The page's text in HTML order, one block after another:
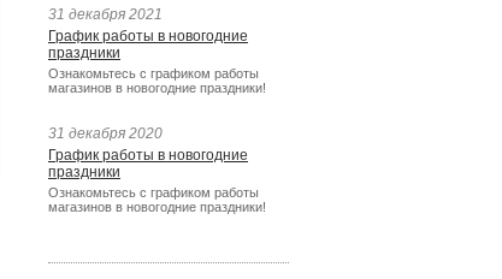
31 декабря 2021
График работы в новогодние
праздники
Ознакомьтесь с графиком работы
магазинов в новогодние праздники!
31 декабря 2020
График работы в новогодние
праздники
Ознакомьтесь с графиком работы
магазинов в новогодние праздники!